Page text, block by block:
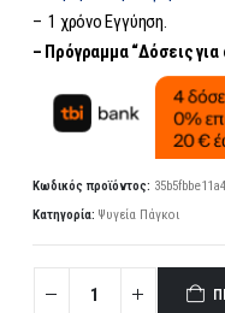
– 1 χρόνο Εγγύηση.
– Πρόγραμμα “Δόσεις για
Κωδικός προϊόντος: 35b5fbbe11a4
Κατηγορία: Ψυγεία Πάγκοι